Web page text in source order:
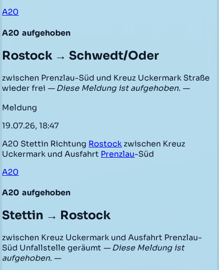
A20
A20 aufgehoben
Rostock → Schwedt/Oder
zwischen Prenzlau-Süd und Kreuz Uckermark Straße
wieder frei — Diese Meldung ist aufgehoben. —
Meldung
19.07.26, 18:47
A20 Stettin Richtung Rostock zwischen Kreuz
Uckermark und Ausfahrt Prenzlau-Süd
A20
A20 aufgehoben
Stettin → Rostock
zwischen Kreuz Uckermark und Ausfahrt Prenzlau-
Süd Unfallstelle geräumt — Diese Meldung ist
aufgehoben. —